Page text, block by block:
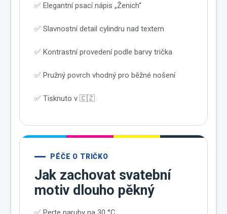
✅ Elegantní psací nápis „Ženich“
✅ Slavnostní detail cylindru nad textem
✅ Kontrastní provedení podle barvy trička
✅ Pružný povrch vhodný pro běžné nošení
✅ Tisknuto v 🇨🇿
PÉČE O TRIČKO
Jak zachovat svatební
motiv dlouho pěkný